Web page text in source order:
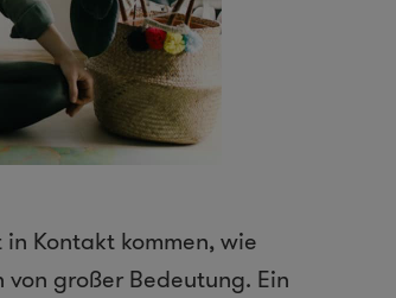
Kontakt kommen, wie
großer Bedeutung. Ein